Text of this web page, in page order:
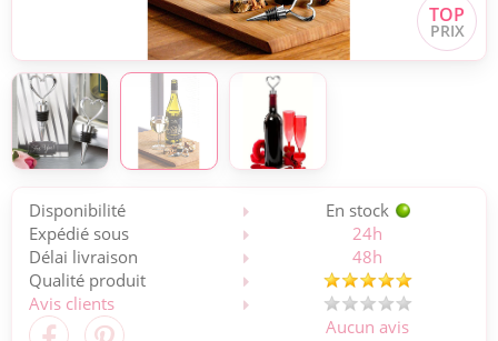
Disponibilité
En stock
Expédié sous
24h
Délai livraison
48h
Qualité produit
Avis clients
Aucun avis